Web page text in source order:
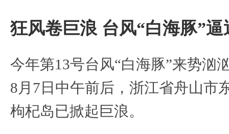
狂风卷巨浪 台风“白海豚”
今年第13号台风“白海豚”来势汹
8月7日中午前后，浙江省舟山市
枸杞岛已掀起巨浪。